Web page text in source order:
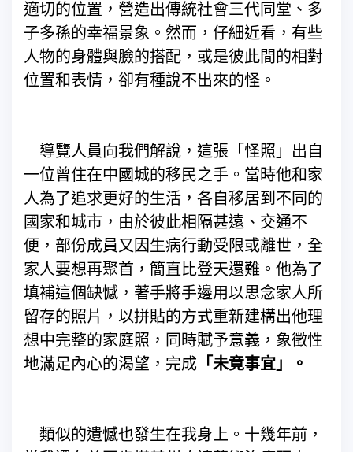
適切的位置，營造出傳統社會三代同堂、多
子多孫的幸福景象。然而，仔細近看，有些
人物的身體與臉的搭配，或是彼此間的相對
位置和表情，卻有種說不出來的怪。
導覽人員向我們解說，這張「怪照」出自
一位曾住在中國城的移民之手。當時他和家
人為了追求更好的生活，各自移居到不同的
國家和城市，由於彼此相隔甚遠、交通不
便，部份成員又因生病行動受限或離世，全
家人要想再聚首，簡直比登天還難。他為了
填補這個缺憾，著手將手邊用以思念家人所
留存的照片，以拼貼的方式重新建構出他理
想中完整的家庭照，同時賦予意義，象徵性
地滿足內心的渴望，完成 「未竟事宜」。
類似的遺憾也發生在我身上。十幾年前，